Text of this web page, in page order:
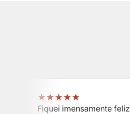
★★★★★
Fiquei imensamente feliz